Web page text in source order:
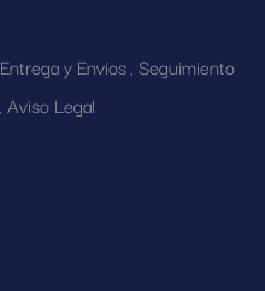
Entrega y Envíos Seguimiento
Aviso Legal